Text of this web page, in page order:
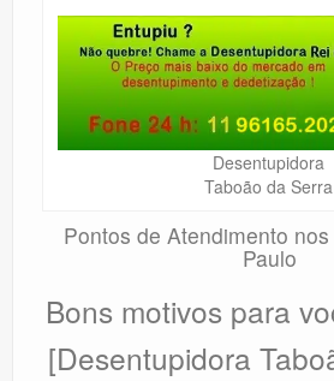
Desentupidora
Taboão da Serra
Pontos de Atendimento
Paulo
Bons motivos para
[Desentupidora